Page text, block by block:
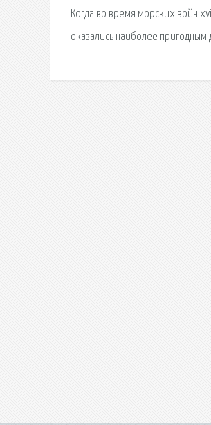
Когда во время морских войн
оказались наиболее пригодным